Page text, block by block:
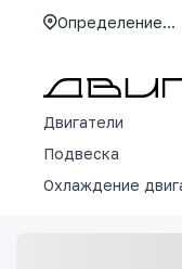
Определение...
Двигатели
Подвеска
Охлаждение